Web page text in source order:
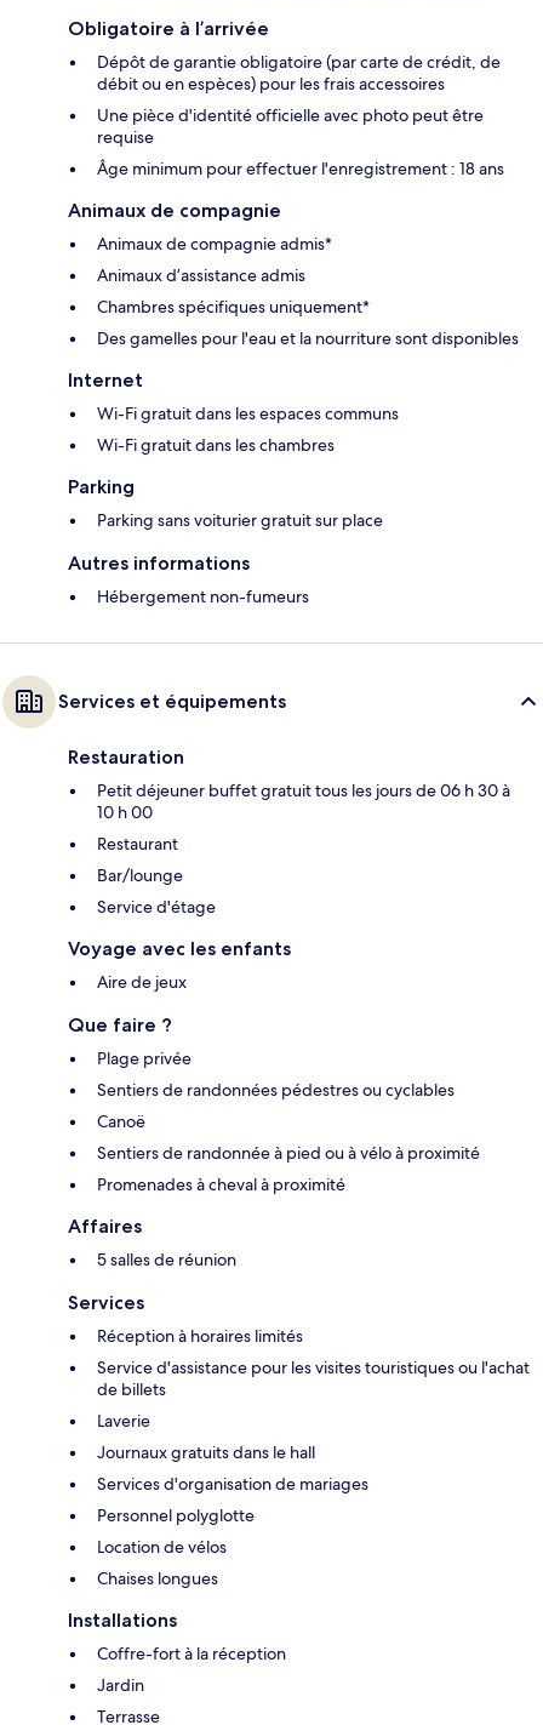
Obligatoire à l’arrivée
Dépôt de garantie obligatoire (par carte de crédit, de
débit ou en espèces) pour les frais accessoires
Une pièce d'identité officielle avec photo peut être
requise
Âge minimum pour effectuer l'enregistrement : 18 ans
Animaux de compagnie
Animaux de compagnie admis*
Animaux d’assistance admis
Chambres spécifiques uniquement*
Des gamelles pour l'eau et la nourriture sont disponibles
Internet
Wi-Fi gratuit dans les espaces communs
Wi-Fi gratuit dans les chambres
Parking
Parking sans voiturier gratuit sur place
Autres informations
Hébergement non-fumeurs
Services et équipements
Restauration
Petit déjeuner buffet gratuit tous les jours de 06 h 30 à
10 h 00
Restaurant
Bar/lounge
Service d'étage
Voyage avec les enfants
Aire de jeux
Que faire ?
Plage privée
Sentiers de randonnées pédestres ou cyclables
Canoë
Sentiers de randonnée à pied ou à vélo à proximité
Promenades à cheval à proximité
Affaires
5 salles de réunion
Services
Réception à horaires limités
Service d'assistance pour les visites touristiques ou l'achat
de billets
Laverie
Journaux gratuits dans le hall
Services d'organisation de mariages
Personnel polyglotte
Location de vélos
Chaises longues
Installations
Coffre-fort à la réception
Jardin
Terrasse